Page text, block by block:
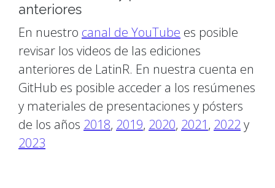
anteriores
En nuestro canal de YouTube es posible
revisar los videos de las ediciones
anteriores de LatinR. En nuestra cuenta en
GitHub es posible acceder a los resúmenes
y materiales de presentaciones y pósters
de los años 2018, 2019, 2020, 2021, 2022y
2023